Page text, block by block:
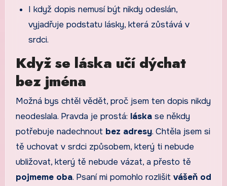
I když dopis nemusí být nikdy odeslán,
vyjadřuje podstatu lásky, která zůstává v
srdci.
Když se láska učí dýchat
bez jména
Možná bys chtěl vědět, proč jsem ten dopis nikdy
neodeslala. Pravda je prostá: láskase někdy
potřebuje nadechnout bez adresy. Chtěla jsem si
tě uchovat v srdci způsobem, který ti nebude
ubližovat, který tě nebude vázat, a přesto tě
pojmeme oba. Psaní mi pomohlo rozlišit vášeň od